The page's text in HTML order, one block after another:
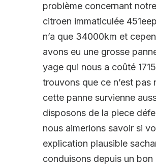
problème concernant
citroen immaticulée
n’a que 34000km et
avons eu une grosse
yage qui nous a coûté
trouvons que ce n’est pas
cette panne survienne
disposons de la piece
nous aimerions savoir si
explication plausible
conduisons depuis un bon